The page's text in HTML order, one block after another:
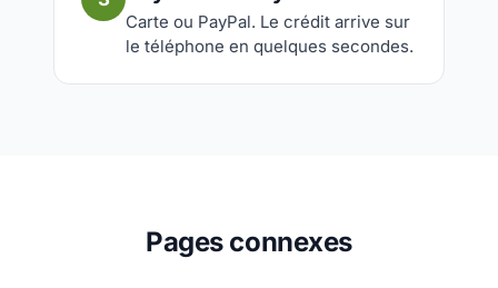
Carte ou PayPal. Le crédit arrive sur
le téléphone en quelques secondes.
Pages connexes